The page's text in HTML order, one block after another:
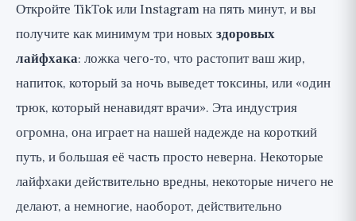
🟢 Лайфхаки, которые действительно
работают
преувеличено
быть осторожным
Как самостоятельно распознать миф о
Откройте TikTok или Instagram на пять минут, и вы
получите как минимум три новыхздоровых
лайфхака: ложка чего-то, что растопит ваш жир,
напиток, который за ночь выведет токсины, или «один
трюк, который ненавидят врачи». Эта индустрия
огромна, она играет на нашей надежде на короткий
путь, и большая её часть просто неверна. Некоторые
лайфхаки действительно вредны, некоторые ничего не
делают, а немногие, наоборот, действительно